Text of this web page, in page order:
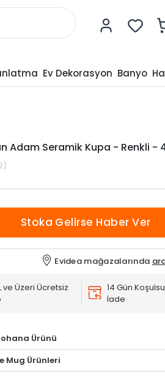
Ev Dekorasyon Banyo
Adam Seramik Kupa - Renkli -
Stoka Gelirse Haber Ver
Evidea mağazalarında
ve Üzeri Ücretsiz
14 Gün
İade
Ürünü
Mug Ürünleri